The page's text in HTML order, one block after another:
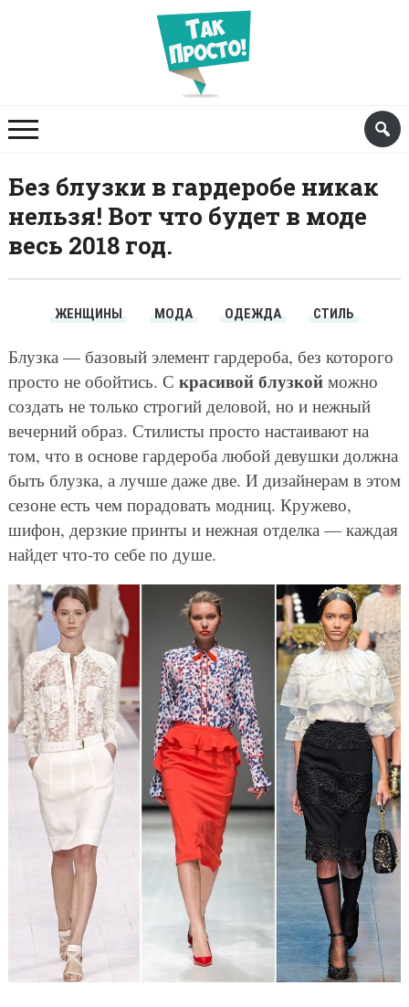
Без блузки в гардеробе никак
нельзя! Вот что будет в моде
весь 2018 год.
ЖЕНЩИНЫ МОДА ОДЕЖДА СТИЛЬ
Блузка — базовый элемент гардероба, без которого
просто не обойтись. С красивой блузкойможно
создать не только строгий деловой, но и нежный
вечерний образ. Стилисты просто настаивают на
том, что в основе гардероба любой девушки должна
быть блузка, а лучше даже две. И дизайнерам в этом
сезоне есть чем порадовать модниц. Кружево,
шифон, дерзкие принты и нежная отделка — каждая
найдет что-то себе по душе.